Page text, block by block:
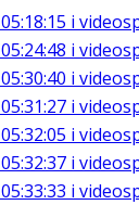
05:18:15 i
05:24:48 i
05:30:40 i
05:31:27 i
05:32:05 i
05:32:37 i
05:33:33 i